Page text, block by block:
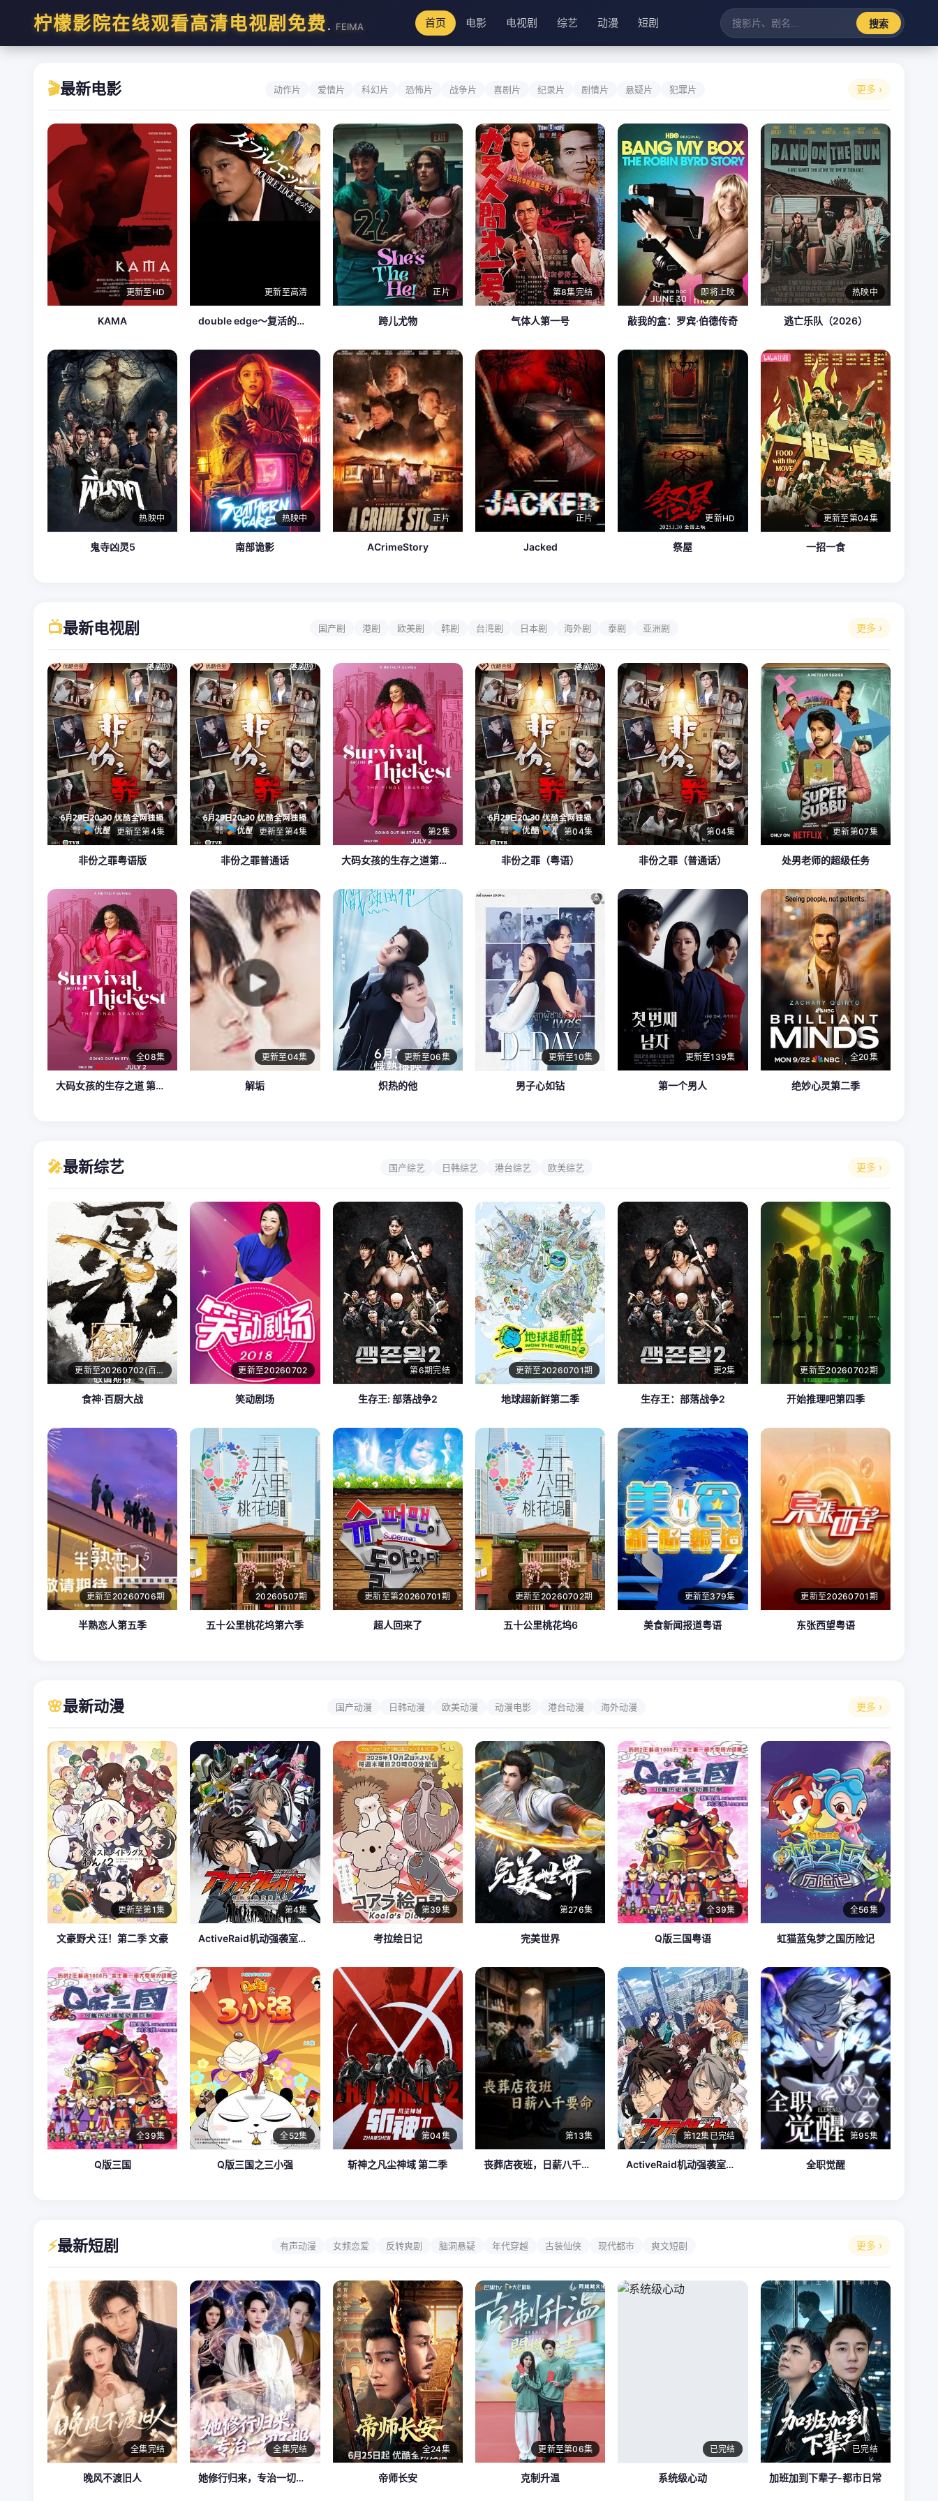
柠檬影院在线观看高清电视剧免费. FEIMA 首页 电影 电视剧 综艺 动漫 短剧 搜索
🎬最新电影 动作片 爱情片 科幻片 恐怖片 战争片 喜剧片 纪录片 剧情片 悬疑片 犯罪片 更多 ›
更新至HD
KAMA
更新至高清
double edge～复活的男人
正片
跨儿尤物
第8集完结
气体人第一号
即将上映
敲我的盒：罗宾·伯德传奇
热映中
逃亡乐队（2026）
热映中
鬼寺凶灵5
热映中
南部诡影
正片
ACrimeStory
正片
Jacked
更新HD
祭屋
更新至第04集
一招一食
📺最新电视剧 国产剧 港剧 欧美剧 韩剧 台湾剧 日本剧 海外剧 泰剧 亚洲剧 更多 ›
更新至第4集
非份之罪粤语版
更新至第4集
非份之罪普通话
第2集
大码女孩的生存之道第三季
第04集
非份之罪（粤语）
第04集
非份之罪（普通话）
更新第07集
处男老师的超级任务
全08集
大码女孩的生存之道 第三季
更新至04集
解垢
更新至06集
炽热的他
更新至10集
男子心如钻
更新至139集
第一个男人
全20集
绝妙心灵第二季
🎤最新综艺 国产综艺 日韩综艺 港台综艺 欧美综艺 更多 ›
更新至20260702(百厨干饭局)
食神·百厨大战
更新至20260702
笑动剧场
第6期完结
生存王: 部落战争2
更新至20260701期
地球超新鲜第二季
更2集
生存王：部落战争2
更新至20260702期
开始推理吧第四季
更新至20260706期
半熟恋人第五季
20260507期
五十公里桃花坞第六季
更新至第20260701期
超人回来了
更新至20260702期
五十公里桃花坞6
更新至379集
美食新闻报道粤语
更新至20260701期
东张西望粤语
🌸最新动漫 国产动漫 日韩动漫 欧美动漫 动漫电影 港台动漫 海外动漫 更多 ›
更新至第1集
文豪野犬 汪！第二季 文豪
第4集
ActiveRaid机动强袭室第八组第二季
第39集
考拉绘日记
第276集
完美世界
全39集
Q版三国粤语
全56集
虹猫蓝兔梦之国历险记
全39集
Q版三国
全52集
Q版三国之三小强
第04集
斩神之凡尘神域 第二季
第13集
丧葬店夜班，日薪八千要命
第12集已完结
ActiveRaid机动强袭室第八组
第95集
全职觉醒
⚡最新短剧 有声动漫 女频恋爱 反转爽剧 脑洞悬疑 年代穿越 古装仙侠 现代都市 爽文短剧 更多 ›
全集完结
晚风不渡旧人
全集完结
她修行归来，专治一切不服
全24集
帝师长安
更新至第06集
克制升温
已完结
系统级心动
已完结
加班加到下辈子-都市日常